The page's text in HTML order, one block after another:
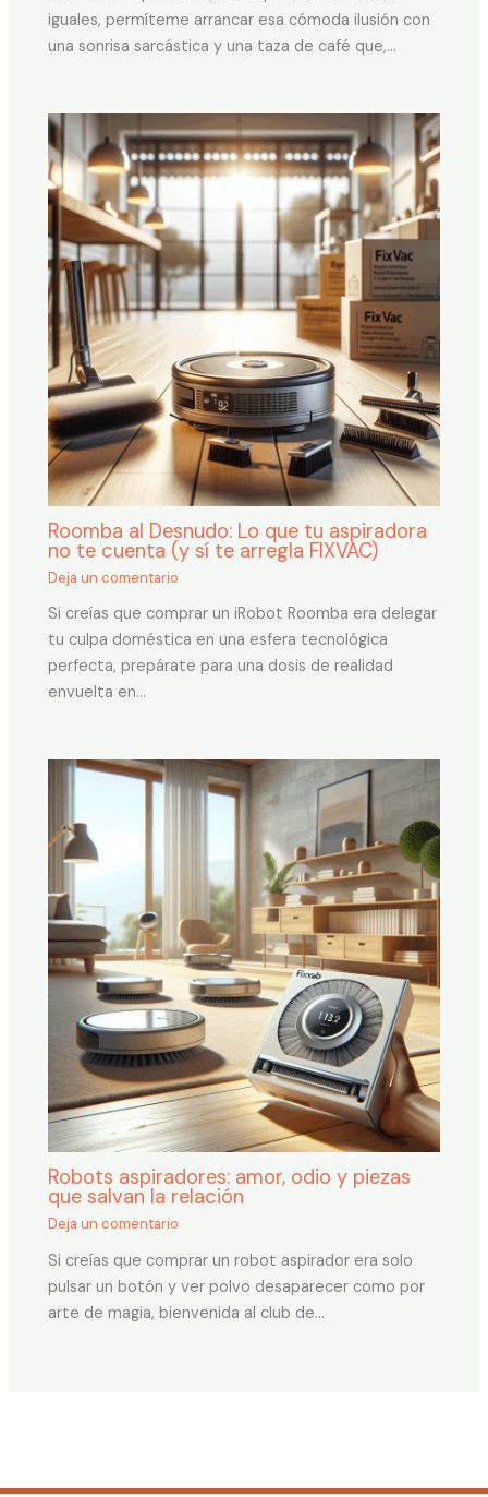
iguales, permíteme arrancar esa cómoda ilusión con
una sonrisa sarcástica y una taza de café que,…
Roomba al Desnudo: Lo que tu aspiradora
no te cuenta (y sí te arregla FIXVAC)
Deja un comentario
Si creías que comprar un iRobot Roomba era delegar
tu culpa doméstica en una esfera tecnológica
perfecta, prepárate para una dosis de realidad
envuelta en…
Robots aspiradores: amor, odio y piezas
que salvan la relación
Deja un comentario
Si creías que comprar un robot aspirador era solo
pulsar un botón y ver polvo desaparecer como por
arte de magia, bienvenida al club de…